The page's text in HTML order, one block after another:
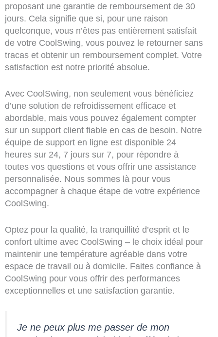
proposant une garantie de remboursement de 30
jours. Cela signifie que si, pour une raison
quelconque, vous n’êtes pas entièrement satisfait
de votre CoolSwing, vous pouvez le retourner sans
tracas et obtenir un remboursement complet. Votre
satisfaction est notre priorité absolue.
Avec CoolSwing, non seulement vous bénéficiez
d’une solution de refroidissement efficace et
abordable, mais vous pouvez également compter
sur un support client fiable en cas de besoin. Notre
équipe de support en ligne est disponible 24
heures sur 24, 7 jours sur 7, pour répondre à
toutes vos questions et vous offrir une assistance
personnalisée. Nous sommes là pour vous
accompagner à chaque étape de votre expérience
CoolSwing.
Optez pour la qualité, la tranquillité d’esprit et le
confort ultime avec CoolSwing – le choix idéal pour
maintenir une température agréable dans votre
espace de travail ou à domicile. Faites confiance à
CoolSwing pour vous offrir des performances
exceptionnelles et une satisfaction garantie.
Je ne peux plus me passer de mon